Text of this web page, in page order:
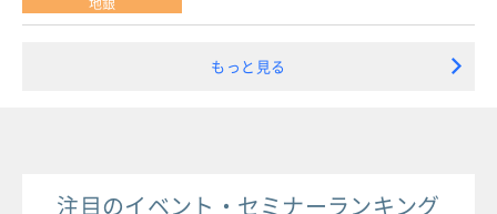
もっと見る
注目のイベント・セミナーランキング